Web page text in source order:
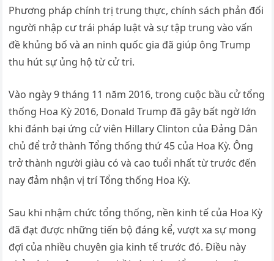
Phương pháp chính trị trung thực, chính sách phản đối
người nhập cư trái pháp luật và sự tập trung vào vấn
đề khủng bố và an ninh quốc gia đã giúp ông Trump
thu hút sự ủng hộ từ cử tri.
Vào ngày 9 tháng 11 năm 2016, trong cuộc bầu cử tổng
thống Hoa Kỳ 2016, Donald Trump đã gây bất ngờ lớn
khi đánh bại ứng cử viên Hillary Clinton của Đảng Dân
chủ để trở thành Tổng thống thứ 45 của Hoa Kỳ. Ông
trở thành người giàu có và cao tuổi nhất từ trước đến
nay đảm nhận vị trí Tổng thống Hoa Kỳ.
Sau khi nhậm chức tổng thống, nền kinh tế của Hoa Kỳ
đã đạt được những tiến bộ đáng kể, vượt xa sự mong
đợi của nhiều chuyên gia kinh tế trước đó. Điều này